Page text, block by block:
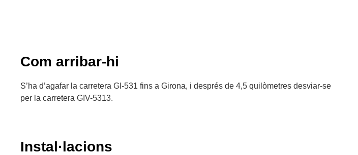
Com arribar-hi
S’ha d’agafar la carretera GI-531 fins a Girona, i després de 4,5 quilòmetres desviar-se
per la carretera GIV-5313.
Instal·lacions